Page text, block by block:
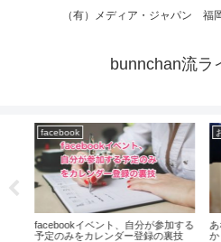
（有）メディア・ジャパン 福
bunnchan流ラ
facebook
facebookイベント、自分が参加する
予定のみをカレンダー登録の裏技
か